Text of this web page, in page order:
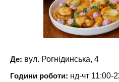
Де: вул. Рогнідинська, 4
Години роботи: нд-чт 11:00-